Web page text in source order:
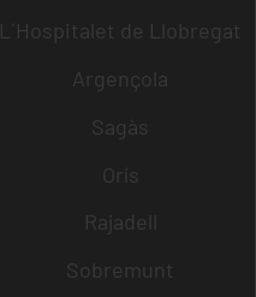
L´Hospitalet de Llobregat
Argençola
Sagàs
Orís
Rajadell
Sobremunt